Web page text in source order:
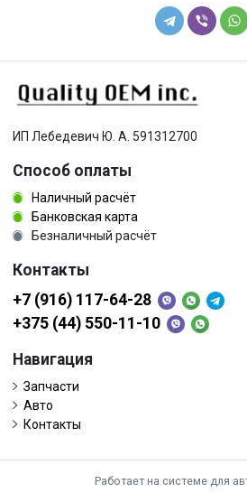
ИП Лебедевич Ю. А. 591312700
Способ оплаты
Наличный расчёт
Банковская карта
Безналичный расчёт
Контакты
+7 (916) 117-64-28
+375 (44) 550-11-10
Навигация
Запчасти
Авто
Контакты
Работает на системе для